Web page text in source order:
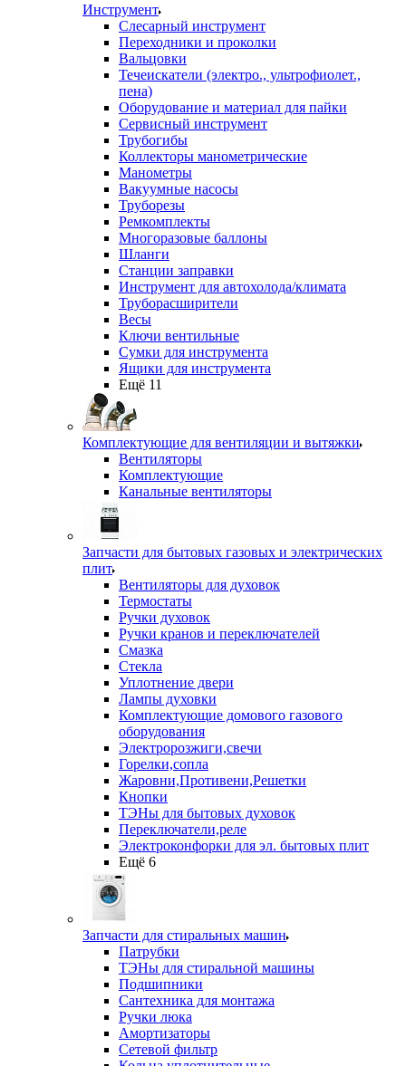
Инструмент
Слесарный инструмент
Переходники и проколки
Вальцовки
Течеискатели (электро., ультрофиолет.,
пена)
Оборудование и материал для пайки
Сервисный инструмент
Трубогибы
Коллекторы манометрические
Манометры
Вакуумные насосы
Труборезы
Ремкомплекты
Многоразовые баллоны
Шланги
Станции заправки
Инструмент для автохолода/климата
Труборасширители
Весы
Ключи вентильные
Сумки для инструмента
Ящики для инструмента
Ещё 11
Комплектующие для вентиляции и вытяжки
Вентиляторы
Комплектующие
Канальные вентиляторы
Запчасти для бытовых газовых и электрических
плит
Вентиляторы для духовок
Термостаты
Ручки духовок
Ручки кранов и переключателей
Смазка
Стекла
Уплотнение двери
Лампы духовки
Комплектующие домового газового
оборудования
Электророзжиги,свечи
Горелки,сопла
Жаровни,Противени,Решетки
Кнопки
ТЭНы для бытовых духовок
Переключатели,реле
Электроконфорки для эл. бытовых плит
Ещё 6
Запчасти для стиральных машин
Патрубки
ТЭНы для стиральной машины
Подшипники
Сантехника для монтажа
Ручки люка
Амортизаторы
Сетевой фильтр